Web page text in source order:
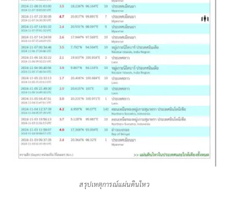
สรุปเหตุการณ์​แผ่นดินไหว